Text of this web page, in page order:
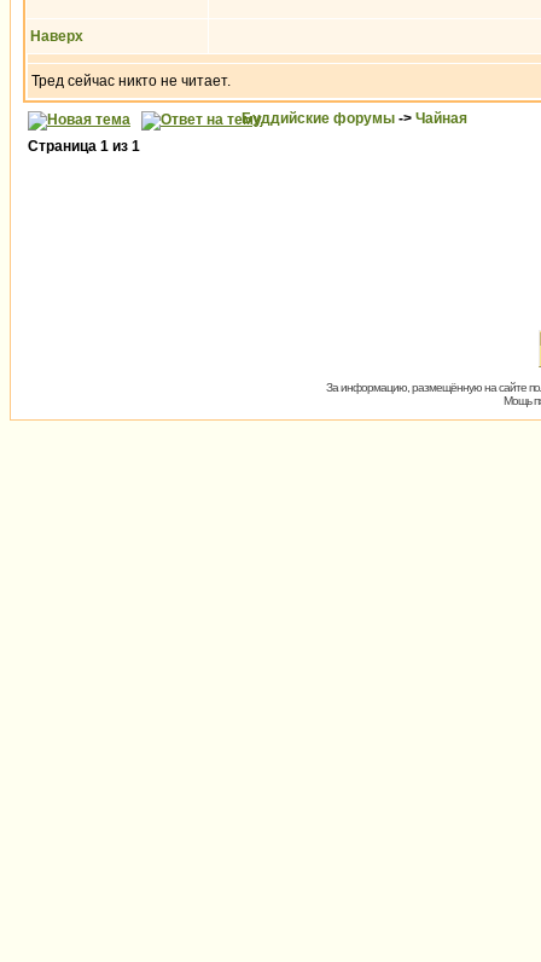
Наверх
Тред сейчас никто не читает.
Буддийские форумы -> Чайная
Страница 1 из 1
За информацию, размещённую на сайте
Мощь